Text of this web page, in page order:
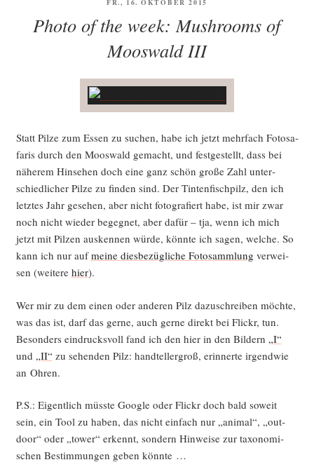
Photo of the week: Mushrooms of
Mooswald III
Statt Pil­ze zum Essen zu suchen, habe ich jetzt mehr­fach Foto­sa­
fa­ris durch den Moos­wald gemacht, und fest­ge­stellt, dass bei
nähe­rem Hin­se­hen doch eine ganz schön gro­ße Zahl unter­
schied­li­cher Pil­ze zu fin­den sind. Der Tin­ten­fisch­pilz, den ich
letz­tes Jahr gese­hen, aber nicht foto­gra­fiert habe, ist mir zwar
noch nicht wie­der begeg­net, aber dafür – tja, wenn ich mich
jetzt mit Pil­zen aus­ken­nen wür­de, könn­te ich sagen, wel­che. So
kann ich nur aufmei­ne dies­be­züg­li­che Foto­samm­lung ver­wei­
sen (wei­te­re hier).
Wer mir zu dem einen oder ande­ren Pilz dazu­schrei­ben möch­te,
was das ist, darf das ger­ne, auch ger­ne direkt bei Flickr, tun.
Beson­ders ein­drucks­voll fand ich den hier in den Bil­dern „I“
und „II“ zu sehen­den Pilz: hand­tel­ler­groß, erin­ner­te irgend­wie
an Ohren.
P.S.: Eigent­lich müss­te Goog­le oder Flickr doch bald soweit
sein, ein Tool zu haben, das nicht ein­fach nur „ani­mal“, „out­
door“ oder „tower“ erkennt, son­dern Hin­wei­se zur taxo­no­mi­
schen Bestim­mun­gen geben könnte …